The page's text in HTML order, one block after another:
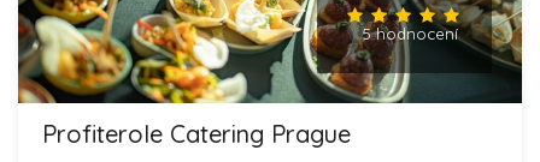
5 hodnocení
Profiterole Catering Prague